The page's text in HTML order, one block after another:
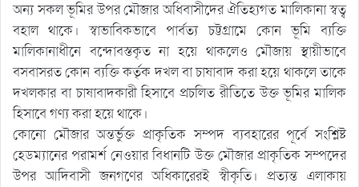
অন্য সকল ভূমির উপর মৌজার অধিবাসীদের ঐতিহ্যগত মালিকানা স্বত্ব
বহাল থাকে। স্বাভাবিকভাবে পার্বত্য চট্টগ্রামে কোন ভূমি ব্যক্তি
মালিকানাধীনে বন্দোবস্তকৃত না হয়ে থাকলেও মৌজায় স্থায়ীভাবে
বসবাসরত কোন ব্যক্তি কর্তৃক দখল বা চাষাবাদ করা হয়ে থাকলে তাকে
দখলকার বা চাষাবাদকারী হিসাবে প্রচলিত রীতিতে উক্ত ভূমির মালিক
হিসাবে গণ্য করা হয়ে থাকে।
কোনো মৌজার অন্তর্ভুক্ত প্রাকৃতিক সম্পদ ব্যবহারের পূর্বে সংশ্লিষ্ট
হেডম্যানের পরামর্শ নেওয়ার বিধানটি উক্ত মৌজার প্রাকৃতিক সম্পদের
উপর আদিবাসী জনগণের অধিকারেরই স্বীকৃতি। প্রত্যন্ত এলাকায়